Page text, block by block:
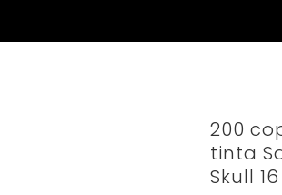
200
tinta
Skull